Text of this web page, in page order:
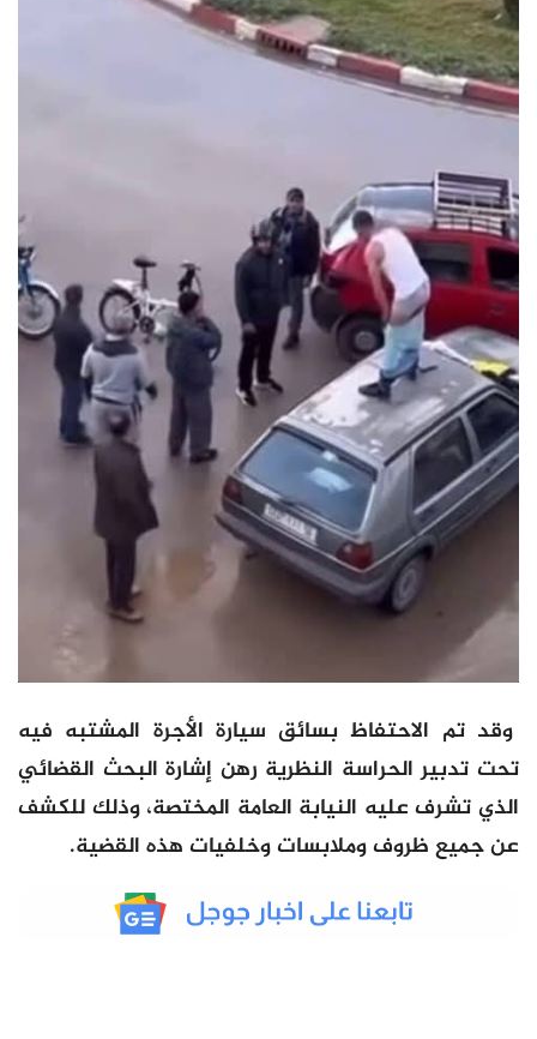
وقد تم الاحتفاظ بسائق سيارة الأجرة المشتبه فيه
تحت تدبير الحراسة النظرية رهن إشارة البحث القضائي
الذي تشرف عليه النيابة العامة المختصة، وذلك للكشف
عن جميع ظروف وملابسات وخلفيات هذه القضية.